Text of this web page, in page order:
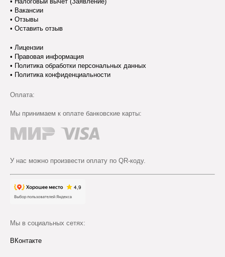
• Вакансии
• Отзывы
• Оставить отзыв
• Лицензии
• Правовая информация
• Политика обработки персональных данных
• Политика конфиденциальности
Оплата:
Мы принимаем к оплате банковские карты:
У нас можно произвести оплату по QR-коду.
Мы в социальных сетях:
ВКонтакте